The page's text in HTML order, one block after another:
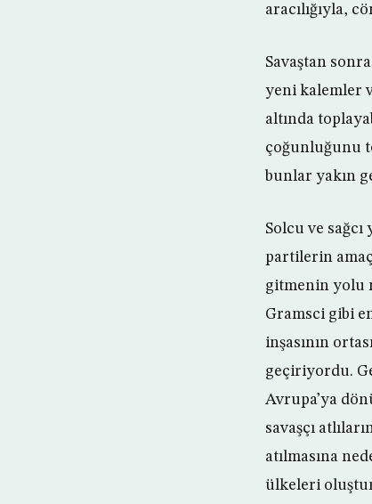
aracılığıyla,
Savaştan
yeni kalemler
altında
çoğunluğunu
bunlar yakın
Solcu ve
partilerin
gitmenin yolu
Gramsci gibi
inşasının
geçiriyordu.
Avrupa’ya
savaşçı
atılmasına
ülkeleri